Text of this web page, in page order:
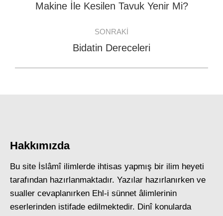
navigation
Previous
Makine İle Kesilen Tavuk Yenir Mi?
SONRAKI
Next
Bidatin Dereceleri
Hakkımızda
Bu site İslâmî ilimlerde ihtisas yapmış bir ilim heyeti
tarafından hazırlanmaktadır. Yazılar hazırlanırken ve
sualler cevaplanırken Ehl-i sünnet âlimlerinin
eserlerinden istifade edilmektedir. Dinî konularda